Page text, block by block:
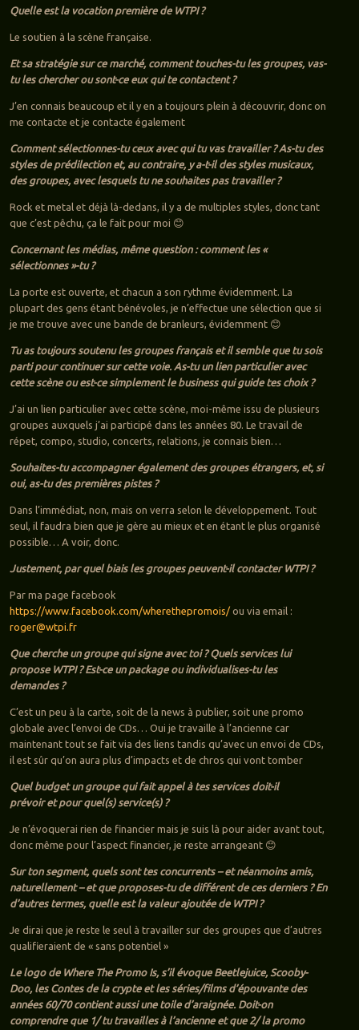
Quelle est la vocation première de WTPI ?
Le soutien à la scène française.
Et sa stratégie sur ce marché, comment touches-tu les groupes, vas-
tu les chercher ou sont-ce eux qui te contactent ?
J’en connais beaucoup et il y en a toujours plein à découvrir, donc on
me contacte et je contacte également
Comment sélectionnes-tu ceux avec qui tu vas travailler ? As-tu des
styles de prédilection et, au contraire, y a-t-il des styles musicaux,
des groupes, avec lesquels tu ne souhaites pas travailler ?
Rock et metal et déjà là-dedans, il y a de multiples styles, donc tant
que c’est pêchu, ça le fait pour moi 😊
Concernant les médias, même question : comment les «
sélectionnes »-tu ?
La porte est ouverte, et chacun a son rythme évidemment. La
plupart des gens étant bénévoles, je n’effectue une sélection que si
je me trouve avec une bande de branleurs, évidemment 😊
Tu as toujours soutenu les groupes français et il semble que tu sois
parti pour continuer sur cette voie. As-tu un lien particulier avec
cette scène ou est-ce simplement le business qui guide tes choix ?
J’ai un lien particulier avec cette scène, moi-même issu de plusieurs
groupes auxquels j’ai participé dans les années 80. Le travail de
répet, compo, studio, concerts, relations, je connais bien…
Souhaites-tu accompagner également des groupes étrangers, et, si
oui, as-tu des premières pistes ?
Dans l’immédiat, non, mais on verra selon le développement. Tout
seul, il faudra bien que je gère au mieux et en étant le plus organisé
possible… A voir, donc.
Justement, par quel biais les groupes peuvent-il contacter WTPI ?
Par ma page facebook
https://www.facebook.com/wherethepromois/ou via email :
roger@wtpi.fr
Que cherche un groupe qui signe avec toi ? Quels services lui
propose WTPI ? Est-ce un package ou individualises-tu les
demandes ?
C’est un peu à la carte, soit de la news à publier, soit une promo
globale avec l’envoi de CDs… Oui je travaille à l’ancienne car
maintenant tout se fait via des liens tandis qu’avec un envoi de CDs,
il est sûr qu’on aura plus d’impacts et de chros qui vont tomber
Quel budget un groupe qui fait appel à tes services doit-il
prévoir et pour quel(s) service(s) ?
Je n’évoquerai rien de financier mais je suis là pour aider avant tout,
donc même pour l’aspect financier, je reste arrangeant 😊
Sur ton segment, quels sont tes concurrents – et néanmoins amis,
naturellement – et que proposes-tu de différent de ces derniers ? En
d’autres termes, quelle est la valeur ajoutée de WTPI ?
Je dirai que je reste le seul à travailler sur des groupes que d’autres
qualifieraient de « sans potentiel »
Le logo de Where The Promo Is, s’il évoque Beetlejuice, Scooby-
Doo, les Contes de la crypte et les séries/films d’épouvante des
années 60/70 contient aussi une toile d’araignée. Doit-on
comprendre que 1/ tu travailles à l’ancienne et que 2/ la promo